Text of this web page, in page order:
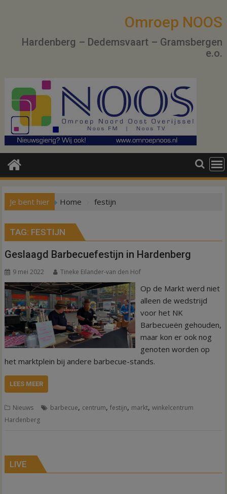
Omroep NOOS
Hardenberg – Dedemsvaart – Gramsbergen
e.o.
Je bent hier Home festijn
TAG: FESTIJN
Geslaagd Barbecuefestijn in Hardenberg
9 mei 2022 Tineke Eilander-van den Hof
Op de Markt werd niet
alleen de wedstrijd
voor het NK
Barbecueën gehouden,
maar kon er ook nog
genoten worden op
het marktplein bij andere barbecue-stands.
LEES MEER
Nieuws barbecue, centrum,festijn, markt,winkelcentrum
Hardenberg
LIVE